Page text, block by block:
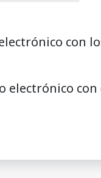
con
electrónico